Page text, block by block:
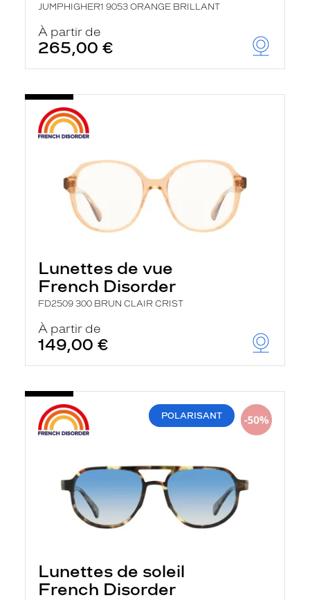
JUMPHIGHER1 9053 ORANGE BRILLANT
À partir de
265,00 €
Lunettes de vue
French Disorder
FD2509 300 BRUN CLAIR CRIST
À partir de
149,00 €
POLARISANT
Lunettes de soleil
French Disorder